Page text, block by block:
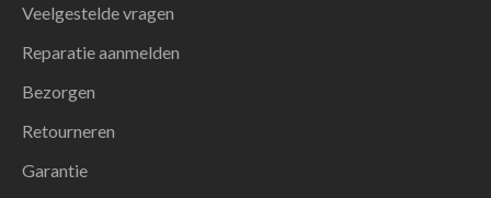
Veelgestelde vragen
Reparatie aanmelden
Bezorgen
Retourneren
Garantie